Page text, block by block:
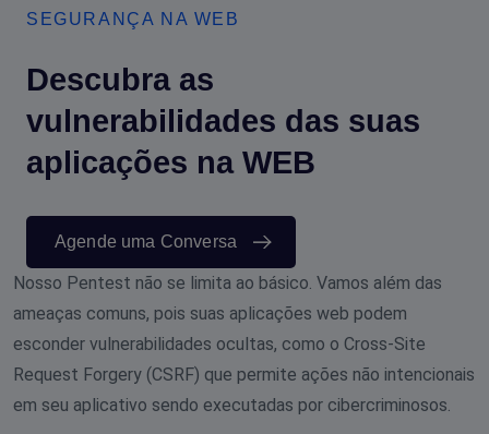
SEGURANÇA NA WEB
Descubra as
vulnerabilidades das suas
aplicações na WEB
Agende uma Conversa
Nosso Pentest não se limita ao básico. Vamos além das
ameaças comuns, pois suas aplicações web podem
esconder vulnerabilidades ocultas, como o Cross-Site
Request Forgery (CSRF) que permite ações não intencionais
em seu aplicativo sendo executadas por cibercriminosos.